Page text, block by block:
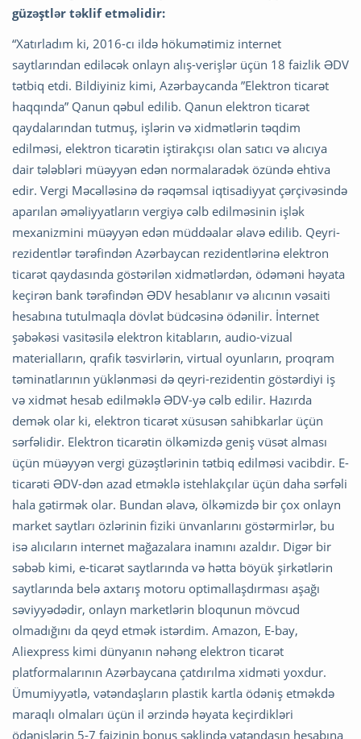
güzəştlər təklif etməlidir:
“Xatırladım ki, 2016-cı ildə hökumətimiz internet
saytlarından ediləcək onlayn alış-verişlər üçün 18 faizlik ƏDV
tətbiq etdi. Bildiyiniz kimi, Azərbaycanda ”Elektron ticarət
haqqında” Qanun qəbul edilib. Qanun elektron ticarət
qaydalarından tutmuş, işlərin və xidmətlərin təqdim
edilməsi, elektron ticarətin iştirakçısı olan satıcı və alıcıya
dair tələbləri müəyyən edən normalaradək özündə ehtiva
edir. Vergi Məcəlləsinə də rəqəmsal iqtisadiyyat çərçivəsində
aparılan əməliyyatların vergiyə cəlb edilməsinin işlək
mexanizmini müəyyən edən müddəalar əlavə edilib. Qeyri-
rezidentlər tərəfindən Azərbaycan rezidentlərinə elektron
ticarət qaydasında göstərilən xidmətlərdən, ödəməni həyata
keçirən bank tərəfindən ƏDV hesablanır və alıcının vəsaiti
hesabına tutulmaqla dövlət büdcəsinə ödənilir. İnternet
şəbəkəsi vasitəsilə elektron kitabların, audio-vizual
materialların, qrafik təsvirlərin, virtual oyunların, proqram
təminatlarının yüklənməsi də qeyri-rezidentin göstərdiyi iş
və xidmət hesab edilməklə ƏDV-yə cəlb edilir. Hazırda
demək olar ki, elektron ticarət xüsusən sahibkarlar üçün
sərfəlidir. Elektron ticarətin ölkəmizdə geniş vüsət alması
üçün müəyyən vergi güzəştlərinin tətbiq edilməsi vacibdir. E-
ticarəti ƏDV-dən azad etməklə istehlakçılar üçün daha sərfəli
hala gətirmək olar. Bundan əlavə, ölkəmizdə bir çox onlayn
market saytları özlərinin fiziki ünvanlarını göstərmirlər, bu
isə alıcıların internet mağazalara inamını azaldır. Digər bir
səbəb kimi, e-ticarət saytlarında və hətta böyük şirkətlərin
saytlarında belə axtarış motoru optimallaşdırması aşağı
səviyyədədir, onlayn marketlərin bloqunun mövcud
olmadığını da qeyd etmək istərdim. Amazon, E-bay,
Aliexpress kimi dünyanın nəhəng elektron ticarət
platformalarının Azərbaycana çatdırılma xidməti yoxdur.
Ümumiyyətlə, vətəndaşların plastik kartla ödəniş etməkdə
maraqlı olmaları üçün il ərzində həyata keçirdikləri
ödənişlərin 5-7 faizinin bonus şəklində vətəndaşın hesabına